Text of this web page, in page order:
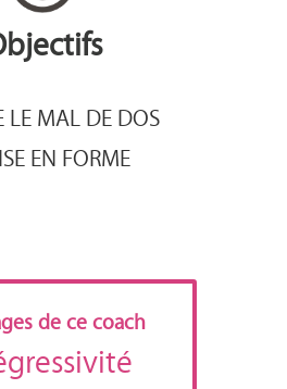
LE MAL DE DOS
EN FORME
de ce coach